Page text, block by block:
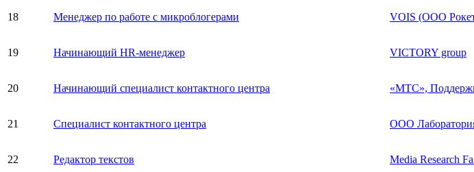
18 Менеджер по работе с микроблогерами VOIS (ООО
19 Начинающий HR-менеджер VICTORY group
20 Начинающий специалист контактного центра «МТС»,
21 Специалист контактного центра ООО
22 Редактор текстов Media Research